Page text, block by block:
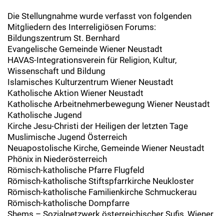
Die Stellungnahme wurde verfasst von folgenden
Mitgliedern des Interreligiösen Forums:
Bildungszentrum St. Bernhard
Evangelische Gemeinde Wiener Neustadt
HAVAS-Integrationsverein für Religion, Kultur,
Wissenschaft und Bildung
Islamisches Kulturzentrum Wiener Neustadt
Katholische Aktion Wiener Neustadt
Katholische Arbeitnehmerbewegung Wiener Neustadt
Katholische Jugend
Kirche Jesu-Christi der Heiligen der letzten Tage
Muslimische Jugend Österreich
Neuapostolische Kirche, Gemeinde Wiener Neustadt
Phönix in Niederösterreich
Römisch-katholische Pfarre Flugfeld
Römisch-katholische Stiftspfarrkirche Neukloster
Römisch-katholische Familienkirche Schmuckerau
Römisch-katholische Dompfarre